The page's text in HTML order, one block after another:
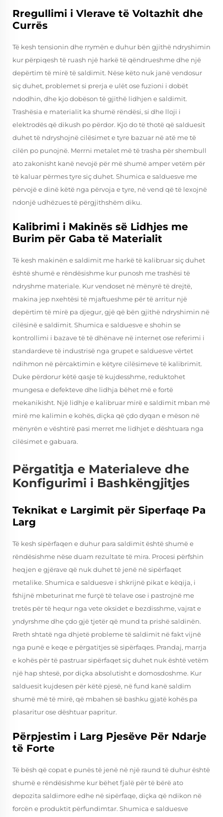
Rregullimi i Vlerave të Voltazhit dhe
Currës
Të kesh tensionin dhe rrymën e duhur bën gjithë ndryshimin
kur përpiqesh të ruash një harkë të qëndrueshme dhe një
depërtim të mirë të saldimit. Nëse këto nuk janë vendosur
siç duhet, problemet si prerja e ulët ose fuzioni i dobët
ndodhin, dhe kjo dobëson të gjithë lidhjen e saldimit.
Trashësia e materialit ka shumë rëndësi, si dhe lloji i
elektrodës që dikush po përdor. Kjo do të thotë që salduesit
duhet të ndryshojnë cilësimet e tyre bazuar në atë me të
cilën po punojnë. Merrni metalet më të trasha për shembull
ato zakonisht kanë nevojë për më shumë amper vetëm për
të kaluar përmes tyre siç duhet. Shumica e salduesve me
përvojë e dinë këtë nga përvoja e tyre, në vend që të lexojnë
ndonjë udhëzues të përgjithshëm diku.
Kalibrimi i Makinës së Lidhjes me
Burim për Gaba të Materialit
Të kesh makinën e saldimit me harkë të kalibruar siç duhet
është shumë e rëndësishme kur punosh me trashësi të
ndryshme materiale. Kur vendoset në mënyrë të drejtë,
makina jep nxehtësi të mjaftueshme për të arritur një
depërtim të mirë pa djegur, gjë që bën gjithë ndryshimin në
cilësinë e saldimit. Shumica e salduesve e shohin se
kontrollimi i bazave të të dhënave në internet ose referimi i
standardeve të industrisë nga grupet e salduesve vërtet
ndihmon në përcaktimin e këtyre cilësimeve të kalibrimit.
Duke përdorur këtë qasje të kujdesshme, reduktohet
mungesa e defekteve dhe lidhja bëhet më e fortë
mekanikisht. Një lidhje e kalibruar mirë e saldimit mban më
mirë me kalimin e kohës, diçka që çdo dyqan e mëson në
mënyrën e vështirë pasi merret me lidhjet e dështuara nga
cilësimet e gabuara.
Përgatitja e Materialeve dhe
Konfigurimi i Bashkëngjitjes
Teknikat e Largimit për Siperfaqe Pa
Larg
Të kesh sipërfaqen e duhur para saldimit është shumë e
rëndësishme nëse duam rezultate të mira. Procesi përfshin
heqjen e gjërave që nuk duhet të jenë në sipërfaqet
metalike. Shumica e salduesve i shkrijnë pikat e këqija, i
fshijnë mbeturinat me furçë të telave ose i pastrojnë me
tretës për të hequr nga vete oksidet e bezdisshme, vajrat e
yndyrshme dhe çdo gjë tjetër që mund ta prishë saldinën.
Rreth shtatë nga dhjetë probleme të saldimit në fakt vijnë
nga punë e keqe e përgatitjes së sipërfaqes. Prandaj, marrja
e kohës për të pastruar sipërfaqet siç duhet nuk është vetëm
një hap shtesë, por diçka absolutisht e domosdoshme. Kur
salduesit kujdesen për këtë pjesë, në fund kanë saldim
shumë më të mirë, që mbahen së bashku gjatë kohës pa
plasaritur ose dështuar papritur.
Përpjestim i Larg Pjesëve Për Ndarje
të Forte
Të bësh që copat e punës të jenë në një raund të duhur është
shumë e rëndësishme kur bëhet fjalë për të bërë ato
depozita saldimore edhe në sipërfaqe, diçka që ndikon në
forcën e produktit përfundimtar. Shumica e salduesve